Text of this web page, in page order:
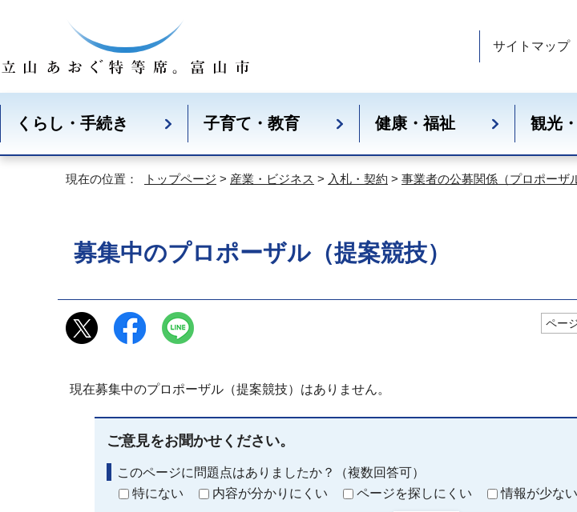
サイトマップ
くらし・手続き 子育て・教育 健康・福祉 観光
現在の位置： トップページ > 産業・ビジネス > 入札・契約 > 事業者の公募関係（プロポーザ
募集中のプロポーザル（提案競技）
ペー
現在募集中のプロポーザル（提案競技）はありません。
ご意見をお聞かせください。
このページに問題点はありましたか？（複数回答可）
特にない
内容が分かりにくい ページを探しにくい 情報が少ない